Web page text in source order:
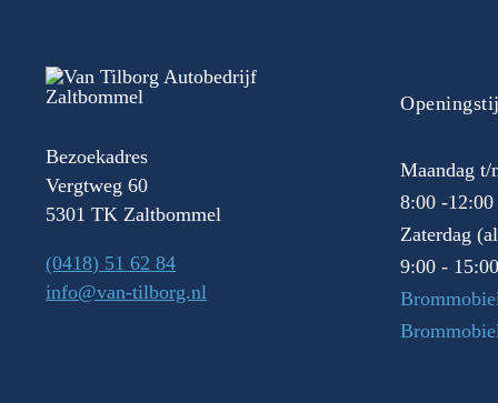
Bezoekadres
Vergtweg 60
5301 TK Zaltbommel
(0418) 51 62 84
info@van-tilborg.nl
Maandag
8:00 -
Zaterdag
9:00 -